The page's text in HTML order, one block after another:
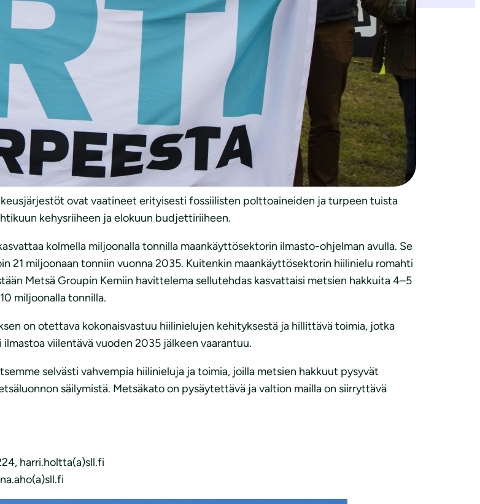
ilmastokokoukseen, jossa oli tarkoituksena sopia lisäkeinoista vuoden 2035
että suomalaiset ja koko yhteiskunta ovat valmiita ilmastotekoihin.
päästövähennysten mittaluokasta, sillä se antaa suuntaa
Kuitenkin jo nyt olisi tarvittu selkeitä uusia toimia, kuten päätös turpeen
käyttömuotoja, sillä turpeen paras käyttötarkoitus ilmaston ja ympäristön
ovat vaatineet erityisesti fossiilisten polttoaineiden ja turpeen tuista
kehysriiheen ja elokuun budjettiriiheen.
kolmella miljoonalla tonnilla maankäyttösektorin ilmasto-ohjelman avulla. Se
21 miljoonaan tonniin vuonna 2035. Kuitenkin maankäyttösektorin hiilinielu romahti
Metsä Groupin Kemiin havittelema sellutehdas kasvattaisi metsien hakkuita 4–5
miljoonalla tonnilla.
on otettava kokonaisvastuu hiilinielujen kehityksestä ja hillittävä toimia, jotka
viilentävä vuoden 2035 jälkeen vaarantuu.
selvästi vahvempia hiilinieluja ja toimia, joilla metsien hakkuut pysyvät
säilymistä. Metsäkato on pysäytettävä ja valtion mailla on siirryttävä
harri.holtta(a)sll.fi